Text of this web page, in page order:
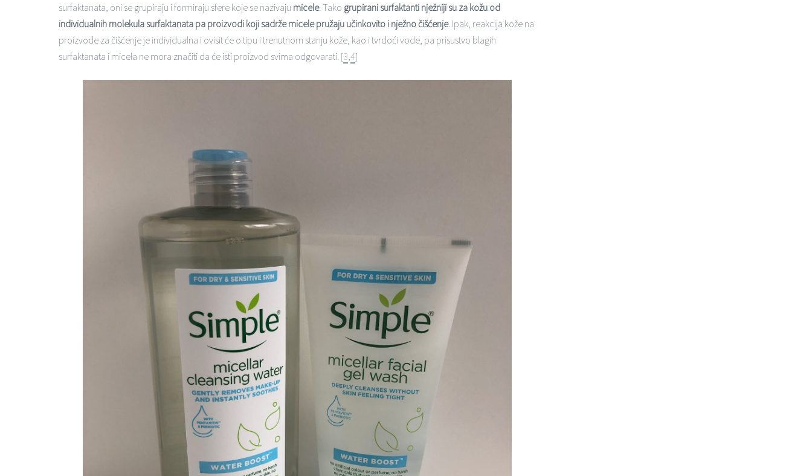
surfaktanata, oni se grupiraju i formiraju sfere koje se nazivaju micele. Tako grupirani surfaktanti nježniji su za kožu od
individualnih molekula surfaktanata pa proizvodi koji sadrže micele pružaju učinkovito i nježno čišćenje. Ipak, reakcija kože na
proizvode za čišćenje je individualna i ovisit će o tipu i trenutnom stanju kože, kao i tvrdoći vode, pa prisustvo blagih
surfaktanata i micela ne mora značiti da će isti proizvod svima odgovarati. [3 4]